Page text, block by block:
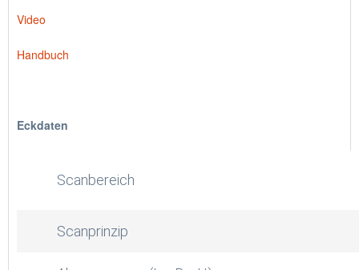
Video
Handbuch
Eckdaten
Scanbereich
Scanprinzip